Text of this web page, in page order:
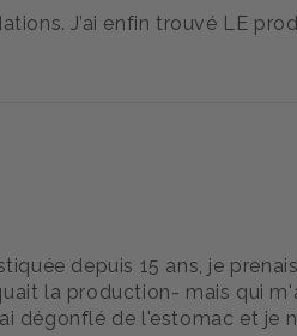
J’ai enfin trouvé LE
depuis 15 ans, je
la production- mais qui
dégonflé de l'estomac et